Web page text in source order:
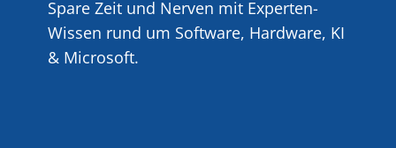
Spare Zeit und Nerven mit Experten-
Wissen rund um Software, Hardware, KI
& Microsoft.